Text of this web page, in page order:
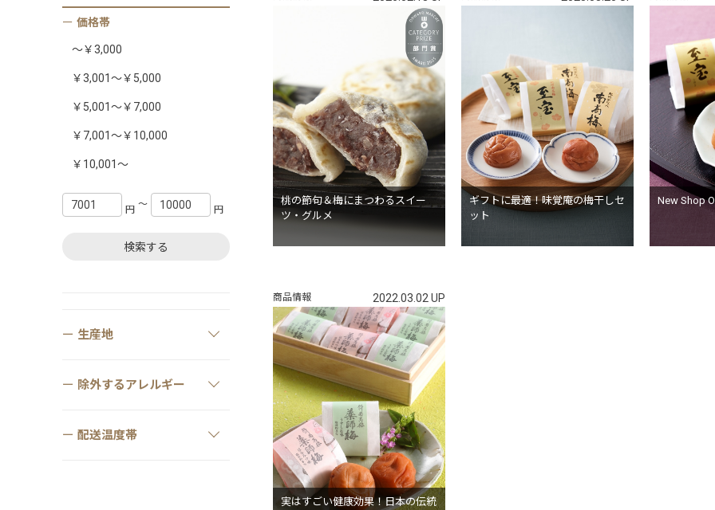
桃の節句＆梅にまつわるスイー
ツ・グルメ
ギフトに最適！味覚庵の梅干しセ
ット
New Shop
商品情報 2022.03.02 UP
実はすごい健康効果！日本の伝統
価格帯
～￥3,000
￥3,001～￥5,000
￥5,001～￥7,000
￥7,001～￥10,000
￥10,001～
円 〜 円
検索する
生産地
除外するアレルギー
配送温度帯